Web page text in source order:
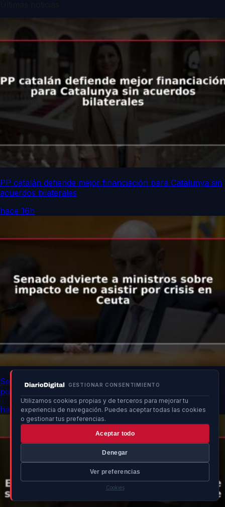
GESTIONAR CONSENTIMIENTO
Utilizamos cookies propias y de terceros para mejorar tu
experiencia de navegación. Puedes aceptar todas las cookies
o gestionar tus preferencias.
Aceptar todo
Denegar
Ver preferencias
Cookies
PP catalán defiende mejor financiación para Catalunya sin
acuerdos bilaterales
hace 16h
Senado advierte a ministros sobre impacto de no asistir
por crisis en Ceuta
hace 16h